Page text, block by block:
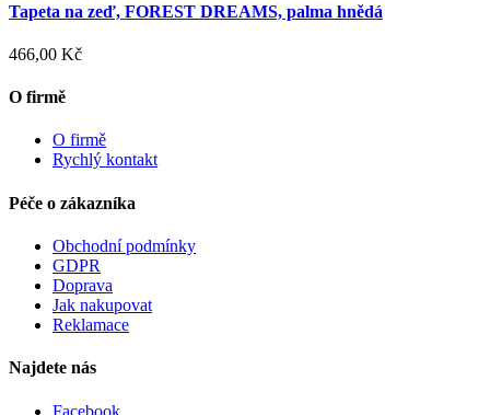
Tapeta na zeď, FOREST DREAMS, palma hnědá
466,00 Kč
O firmě
O firmě
Rychlý kontakt
Péče o zákazníka
Obchodní podmínky
GDPR
Doprava
Jak nakupovat
Reklamace
Najdete nás
Facebook